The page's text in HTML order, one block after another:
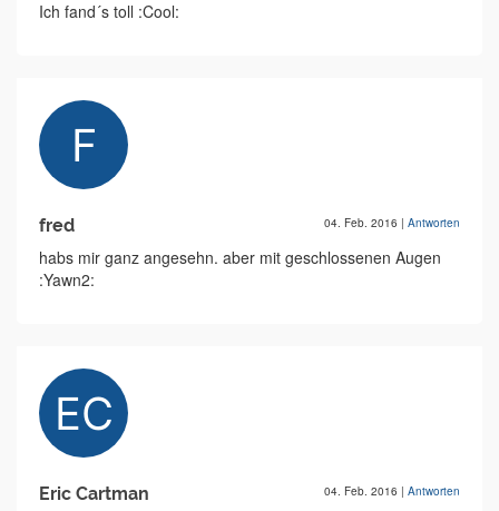
Ich fand´s toll :Cool:
fred 04. Feb. 2016 | Antworten
habs mir ganz angesehn. aber mit geschlossenen Augen
:Yawn2:
Eric Cartman 04. Feb. 2016 | Antworten